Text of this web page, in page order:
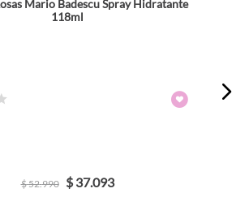
Mario Badescu Spray Hidratante
118ml
$52.990 $ 37.093